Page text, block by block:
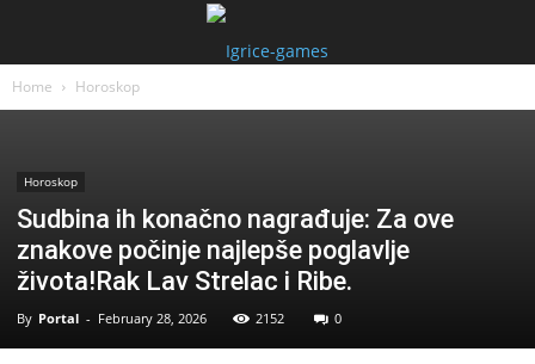
Home Horoskop
Horoskop
Sudbina ih konačno nagrađuje: Za ove
znakove počinje najlepše poglavlje
života!Rak Lav Strelac i Ribe.
By Portal - February 28, 2026 2152 0